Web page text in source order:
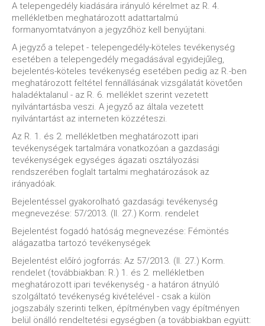
A telepengedély kiadására irányuló kérelmet az R. 4.
mellékletben meghatározott adattartalmú
formanyomtatványon a jegyzőhöz kell benyújtani.
A jegyző a telepet - telepengedély-köteles tevékenység
esetében a telepengedély megadásával egyidejűleg,
bejelentés-köteles tevékenység esetében pedig az R.-ben
meghatározott feltétel fennállásának vizsgálatát követően
haladéktalanul - az R. 6. melléklet szerint vezetett
nyilvántartásba veszi. A jegyző az általa vezetett
nyilvántartást az interneten közzéteszi.
Az R. 1. és 2. mellékletben meghatározott ipari
tevékenységek tartalmára vonatkozóan a gazdasági
tevékenységek egységes ágazati osztályozási
rendszerében foglalt tartalmi meghatározások az
irányadóak.
Bejelentéssel gyakorolható gazdasági tevékenység
megnevezése: 57/2013. (II. 27.) Korm. rendelet
Bejelentést fogadó hatóság megnevezése: Fémöntés
alágazatba tartozó tevékenységek
Bejelentést előíró jogforrás: Az 57/2013. (II. 27.) Korm.
rendelet (továbbiakban: R.) 1. és 2. mellékletben
meghatározott ipari tevékenység - a határon átnyúló
szolgáltató tevékenység kivételével - csak a külön
jogszabály szerinti telken, építményben vagy építményen
belül önálló rendeltetési egységben (a továbbiakban együtt: